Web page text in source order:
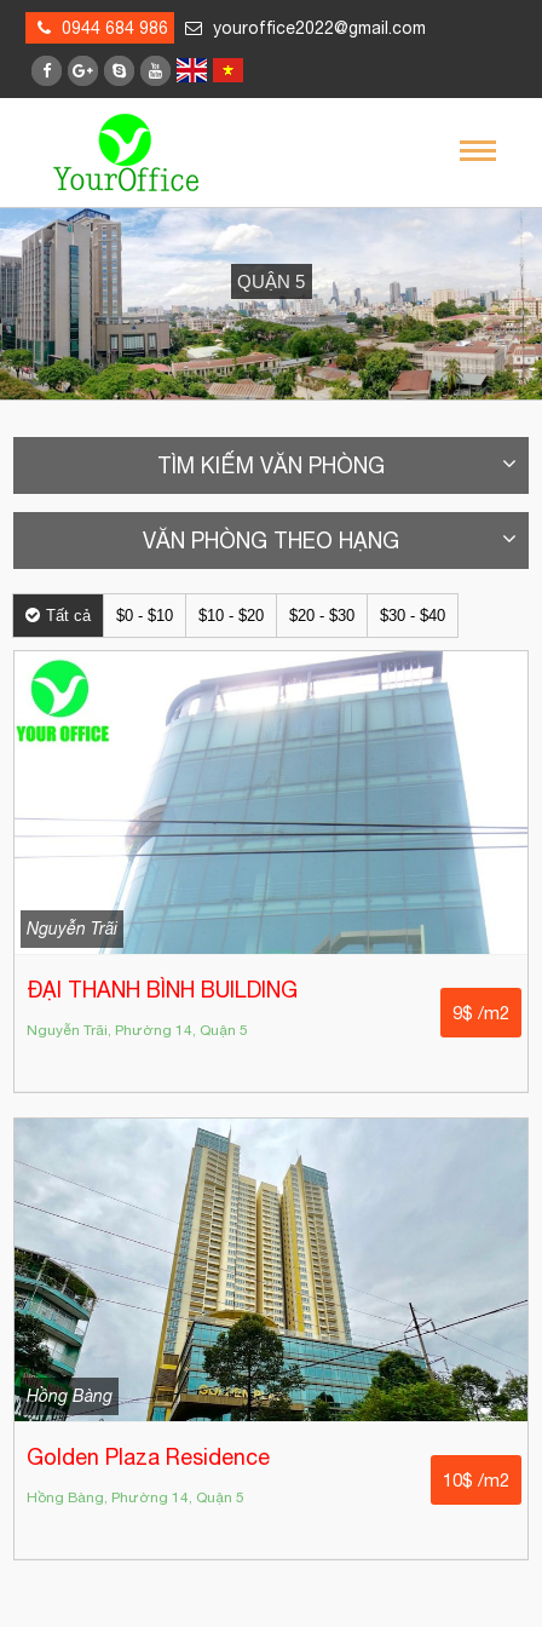
0944 684 986 youroffice2022@gmail.com
QUẬN 5
TÌM KIẾM VĂN PHÒNG
VĂN PHÒNG THEO HẠNG
Tất cả $0 - $10 $10 - $20 $20 - $30 $30 - $40
Nguyễn Trãi
ĐẠI THANH BÌNH BUILDING
Nguyễn Trãi, Phường 14, Quận 5
9$ /m2
Hồng Bàng
Golden Plaza Residence
Hồng Bàng, Phường 14, Quận 5
10$ /m2